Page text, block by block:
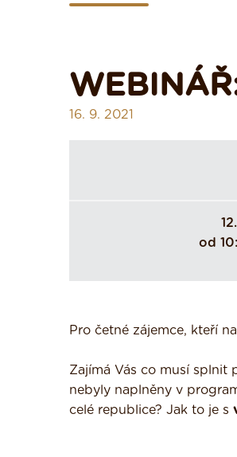
16. 9. 2021
od
Pro četné zájemce, kteří
Zajímá Vás co musí splnit
nebyly naplněny v
celé republice? Jak to je s